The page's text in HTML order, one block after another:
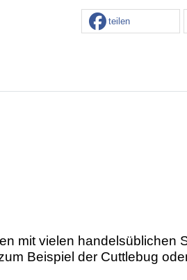
teilen
mit vielen handelsüblichen
Beispiel der Cuttlebug